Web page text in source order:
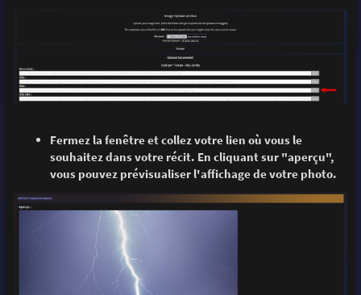
Fermez la fenêtre et collez votre lien où vous le
souhaitez dans votre récit. En cliquant sur "aperçu",
vous pouvez prévisualiser l'affichage de votre photo.